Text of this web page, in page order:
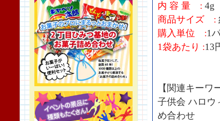
内 容 量 : 4g
商品サイズ :
購入単位 :1
1袋あたり :13
【関連キーワ
子供会 ハロウ
め合わせ